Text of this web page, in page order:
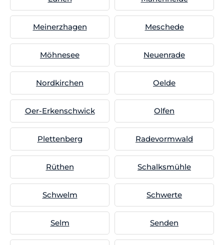
Meinerzhagen Meschede
Möhnesee Neuenrade
Nordkirchen Oelde
Oer-Erkenschwick Olfen
Plettenberg Radevormwald
Rüthen Schalksmühle
Schwelm Schwerte
Selm Senden